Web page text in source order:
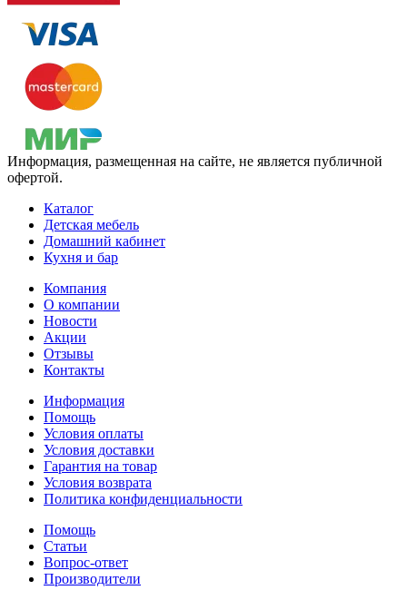
Информация, размещенная на сайте, не является публичной
офертой.
Каталог
Детская мебель
Домашний кабинет
Кухня и бар
Компания
О компании
Новости
Акции
Отзывы
Контакты
Информация
Помощь
Условия оплаты
Условия доставки
Гарантия на товар
Условия возврата
Политика конфиденциальности
Помощь
Статьи
Вопрос-ответ
Производители